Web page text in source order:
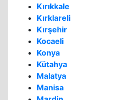
Kırıkkale
Kırklareli
Kırşehir
Kocaeli
Konya
Kütahya
Malatya
Manisa